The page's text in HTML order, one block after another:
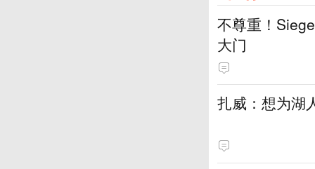
不尊重！
大门
扎威：想为湖